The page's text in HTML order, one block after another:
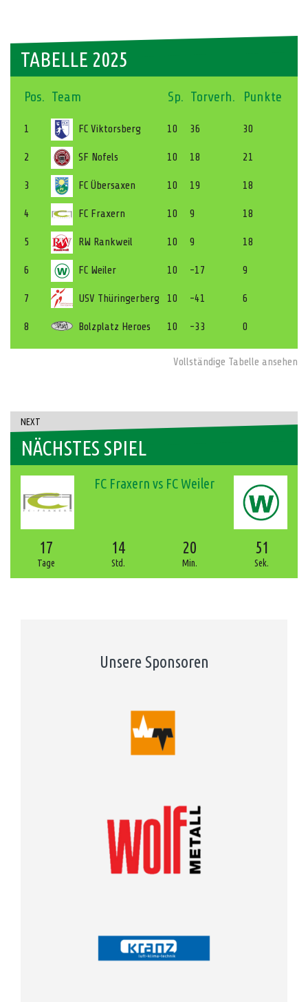
TABELLE 2025
Pos. Team Sp. Torverh. Punkte
1 FC Viktorsberg 10 36 30
2 SF Nofels 10 18 21
3 FC Übersaxen 10 19 18
4 FC Fraxern 10 9 18
5 RW Rankweil 10 9 18
6 FC Weiler 10 -17 9
7 USV Thüringerberg 10 -41 6
8 Bolzplatz Heroes 10 -33 0
Vollständige Tabelle ansehen
NEXT
NÄCHSTES SPIEL
FC Fraxern vs FC Weiler
17
Tage
14
Std.
20
Min.
51
Sek.
Unsere Sponsoren